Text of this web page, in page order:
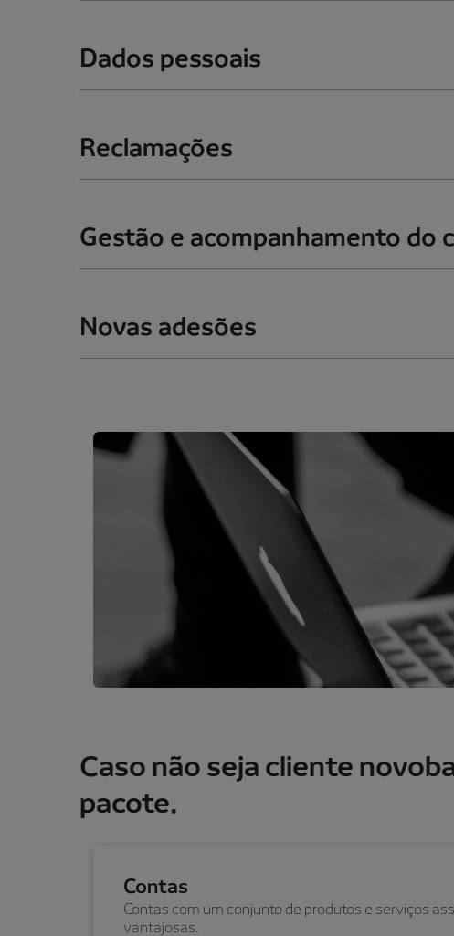
Dados pessoais
Reclamações
Gestão e acompanhamento
Novas adesões
Caso não seja cliente
pacote.
Contas
Contas com um conjunto de produtos e serviços
vantajosas.